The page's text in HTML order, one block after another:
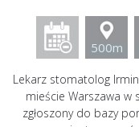
500m
Lekarz stomatolog
mieście Warszawa w
zgłoszony do bazy